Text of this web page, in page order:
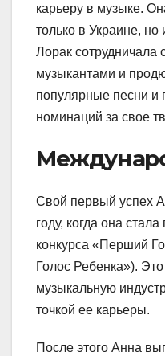
карьеру в музыке.
только в Украине,
Лорак сотрудничала
музыкантами и
популярные песни и
номинаций за свое
Свой первый успех
году, когда она
конкурса «Перший
Голос Ребенка»).
музыкальную
точкой ее карьеры.
После этого Анна